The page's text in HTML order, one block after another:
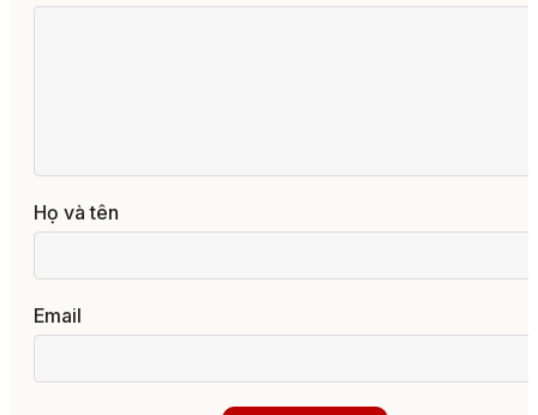
Họ và tên
Email